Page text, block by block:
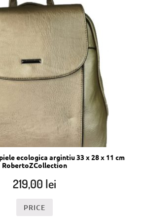
ecologica argintiu 33 x 28 x 11 cm
RobertoZCollection
219,00 lei
PRICE